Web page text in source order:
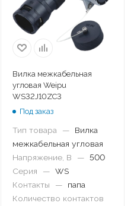
Вилка межкабельная
угловая Weipu
WS32J10ZC3
Под заказ
Тип товара —
Вилка
межкабельная угловая
Напряжение, В
— 500
Серия
— WS
Контакты
—
папа
Количество контактов